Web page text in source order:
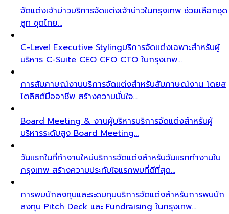
จัดแต่งเจ้าบ่าวบริการจัดแต่งเจ้าบ่าวในกรุงเทพ ช่วยเลือกชุด
สูท ชุดไทย…
C-Level Executive Stylingบริการจัดแต่งเฉพาะสำหรับผู้
บริหาร C-Suite CEO CFO CTO ในกรุงเทพ…
การสัมภาษณ์งานบริการจัดแต่งสำหรับสัมภาษณ์งาน โดยส
ไตลิสต์มืออาชีพ สร้างความมั่นใจ…
Board Meeting & งานผู้บริหารบริการจัดแต่งสำหรับผู้
บริหารระดับสูง Board Meeting…
วันแรกในที่ทำงานใหม่บริการจัดแต่งสำหรับวันแรกทำงานใน
กรุงเทพ สร้างความประทับใจแรกพบที่ดีที่สุด…
การพบนักลงทุนและระดมทุนบริการจัดแต่งสำหรับการพบนัก
ลงทุน Pitch Deck และ Fundraising ในกรุงเทพ…